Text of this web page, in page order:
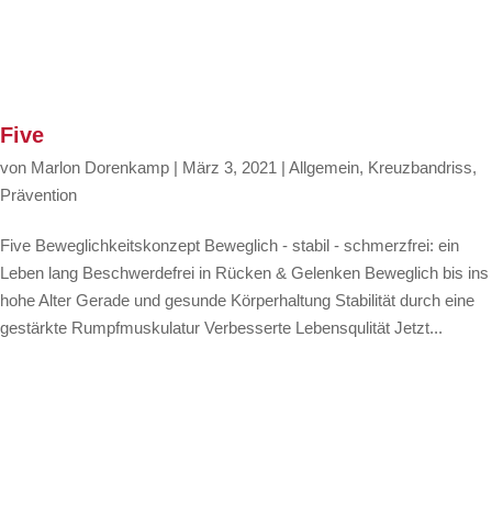
Five
von Marlon Dorenkamp | März 3, 2021 | Allgemein, Kreuzbandriss,
Prävention
Five Beweglichkeitskonzept Beweglich - stabil - schmerzfrei: ein
Leben lang Beschwerdefrei in Rücken & Gelenken Beweglich bis ins
hohe Alter Gerade und gesunde Körperhaltung Stabilität durch eine
gestärkte Rumpfmuskulatur Verbesserte Lebensqulität Jetzt...